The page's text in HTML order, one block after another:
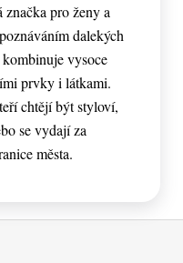
pro ženy a
dalekých
vysoce
prvky i látkami.
chtějí být styloví,
se vydají za
města.